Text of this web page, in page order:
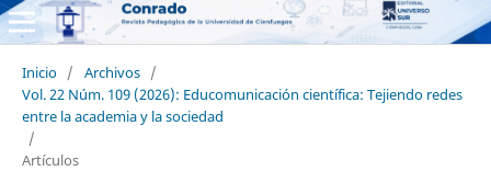
Inicio / Archivos /
Vol. 22 Núm. 109 (2026): Educomunicación científica: Tejiendo redes
entre la academia y la sociedad
/
Artículos